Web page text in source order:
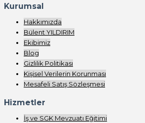
Kurumsal
Hakkımızda
Bülent YILDIRIM
Ekibimiz
Blog
Gizlilik Politikası
Kişisel Verilerin Korunması
Mesafeli Satış Sözleşmesi
Hizmetler
İş ve SGK Mevzuatı Eğitimi